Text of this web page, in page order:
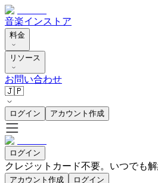
音楽インストア
料金
リソース
お問い合わせ
🇯🇵
ログイン アカウント作成
ログイン
クレジットカード不要。いつでも解
アカウント作成 ログイン